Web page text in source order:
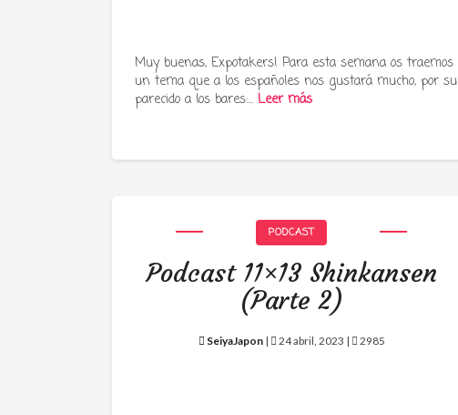
Muy buenas, Expotakers! Para esta semana os traemos
un tema que a los españoles nos gustará mucho, por su
parecido a los bares:…Leer más
PODCAST
Podcast 11×13 Shinkansen
(Parte 2)
SeiyaJapon| 24 abril, 2023 | 2985